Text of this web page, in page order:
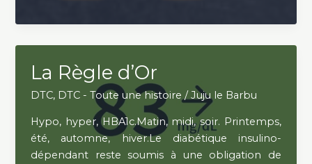
d’Eléphant
rose
La Règle d’Or
DTC, DTC - Toute une histoire /Juju le Barbu
Hypo, hyper, HBA1c.Matin, midi, soir. Printemps,
été, automne, hiver.Le diabétique insulino-
dépendant reste soumis à une obligation de